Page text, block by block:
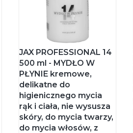
JAX PROFESSIONAL 14
500 ml - MYDŁO W
PŁYNIE kremowe,
delikatne do
higienicznego mycia
rąk i ciała, nie wysusza
skóry, do mycia twarzy,
do mycia włosów, z